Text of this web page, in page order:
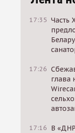
17:35 Часть
17:26
глава
17:16 В